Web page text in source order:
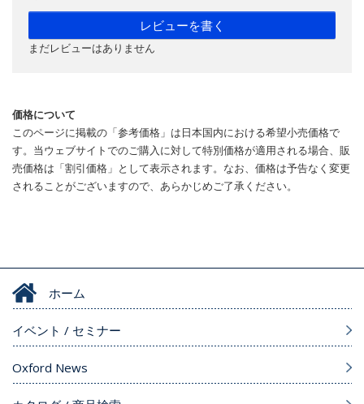
レビューを書く
まだレビューはありません
価格について
このページに掲載の「参考価格」は日本国内における希望小売価格で
す。当ウェブサイトでのご購入に対して特別価格が適用される場合、販
売価格は「割引価格」として表示されます。なお、価格は予告なく変更
されることがございますので、あらかじめご了承ください。
ホーム
イベント / セミナー
Oxford News